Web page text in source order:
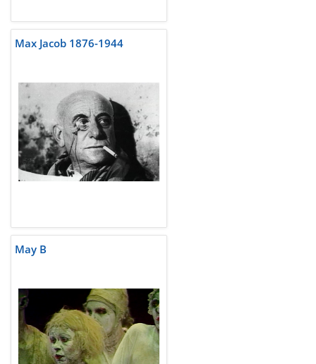
Max Jacob 1876-1944
May B